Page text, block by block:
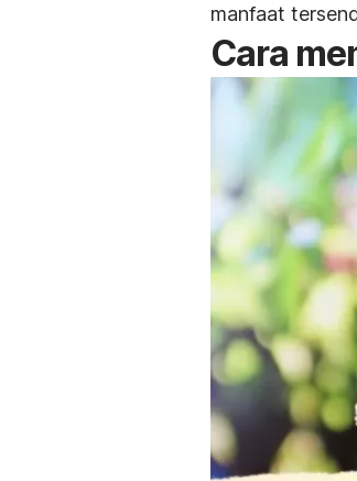
manfaat
Cara